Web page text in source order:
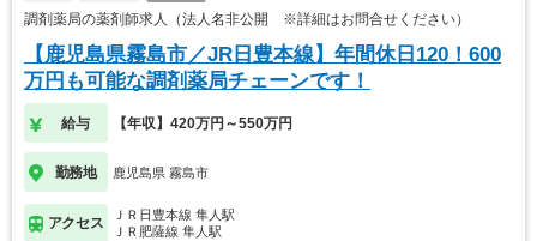
調剤薬局の薬剤師求人（法人名非公開 ※詳細はお問合せください）
【鹿児島県霧島市／JR日豊本線】年間休日120！600
万円も可能な調剤薬局チェーンです！
給与 【年収】420万円～550万円
勤務地 鹿児島県 霧島市
アクセス
ＪＲ日豊本線 隼人駅
ＪＲ肥薩線 隼人駅